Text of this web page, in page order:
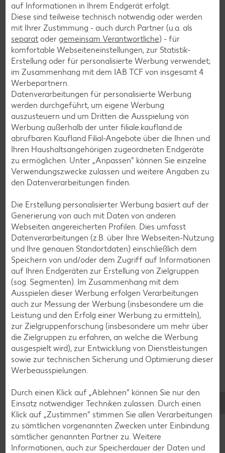
Salat-Rezepte
Spargel-Rezepte
Fleisch-Rezepte
Fisch-Rezepte
Geflügel-Rezepte
Lamm-Rezepte
Grill-Rezepte
Muffin-Rezepte
Apfelkuchen-Rezepte
Schokokuchen-Rezepte
Torten-Rezepte
Eis-Rezepte
Pfannkuchen-Rezepte
Plätzchen-Rezepte
Smoothie-Rezepte
Bowle-Rezepte
Cocktail-Rezepte
Avocado-Rezepte
Erdbeer-Rezepte
Blaubeer-Rezepte
Zurück zu allen Rezepten
auf Informationen in Ihrem Endgerät erfolgt.
Diese sind teilweise technisch notwendig oder werden
mit Ihrer Zustimmung - auch durch Partner (u.a. als
separat oder gemeinsam Verantwortliche) - für
komfortable Webseiteneinstellungen, zur Statistik-
Erstellung oder für personalisierte Werbung verwendet;
im Zusammenhang mit dem IAB TCF von insgesamt 4
Werbepartnern.
Datenverarbeitungen für personalisierte Werbung
werden durchgeführt, um eigene Werbung
auszusteuern und um Dritten die Ausspielung von
Werbung außerhalb der unter filiale.kaufland.de
abrufbaren Kaufland Filial-Angebote über die Ihnen und
Ihren Haushaltsangehörigen zugeordneten Endgeräte
zu ermöglichen. Unter „Anpassen“ können Sie einzelne
Verwendungszwecke zulassen und weitere Angaben zu
den Datenverarbeitungen finden.
Die Erstellung personalisierter Werbung basiert auf der
Generierung von auch mit Daten von anderen
Webseiten angereicherten Profilen. Dies umfasst
Datenverarbeitungen (z.B. über Ihre Webseiten-Nutzung
und Ihre genauen Standortdaten) einschließlich dem
Speichern von und/oder dem Zugriff auf Informationen
auf Ihren Endgeräten zur Erstellung von Zielgruppen
(sog. Segmenten). Im Zusammenhang mit dem
Ausspielen dieser Werbung erfolgen Verarbeitungen
auch zur Messung der Werbung (insbesondere um die
Leistung und den Erfolg einer Werbung zu ermitteln),
zur Zielgruppenforschung (insbesondere um mehr über
die Zielgruppen zu erfahren, an welche die Werbung
ausgespielt wird), zur Entwicklung von Dienstleistungen
sowie zur technischen Sicherung und Optimierung dieser
Werbeausspielungen.
Durch einen Klick auf „Ablehnen“ können Sie nur den
Einsatz notwendiger Techniken zulassen. Durch einen
Klick auf „Zustimmen“ stimmen Sie allen Verarbeitungen
zu sämtlichen vorgenannten Zwecken unter Einbindung
sämtlicher genannten Partner zu. Weitere
Informationen, auch zur Speicherdauer der Daten und